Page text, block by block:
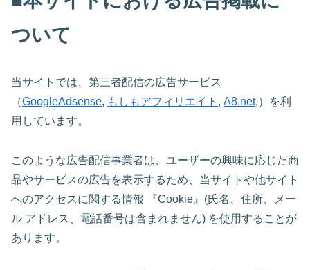
ついて
当サイトでは、第三者配信の広告サービス
（GoogleAdsense, もしもアフィリエイト , A8.net,）を利
用しています。
このような広告配信事業者は、ユーザーの興味に応じた商
品やサービスの広告を表示するため、当サイトや他サイト
へのアクセスに関する情報 『Cookie』(氏名、住所、メー
ル アドレス、電話番号は含まれません) を使用することが
あります。